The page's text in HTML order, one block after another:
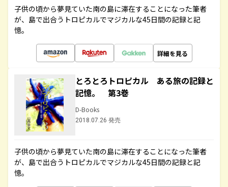
子供の頃から夢見ていた南の島に滞在することになった筆者
が、島で出合うトロピカルでマジカルな45日間の記録と記
憶。
詳細を見る
とろとろトロピカル ある旅の記録と
記憶。 第3巻
D-Books
2018.07.26 発売
子供の頃から夢見ていた南の島に滞在することになった筆者
が、島で出合うトロピカルでマジカルな45日間の記録と記
憶。